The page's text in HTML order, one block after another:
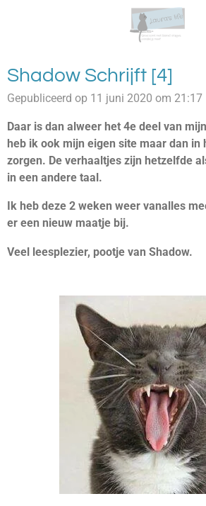
de
hoofdinhoud
Shadow Schrijft [4]
Gepubliceerd op 11 juni 2020 om 21:17
Daar is dan alweer het 4e deel van
heb ik ook mijn eigen site maar dan in
zorgen. De verhaaltjes zijn hetzelfde
in een andere taal.
Ik heb deze 2 weken weer vanalles
er een nieuw maatje bij.
Veel leesplezier, pootje van Shadow.